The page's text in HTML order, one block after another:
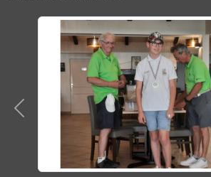
Précedent